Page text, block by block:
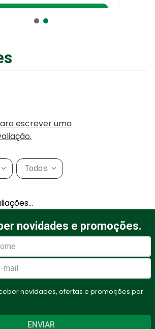
R$33,25no Pix
35 ,00
escrever uma
Todos
novidades e promoções.
novidades, ofertas e promoções por
ENVIAR